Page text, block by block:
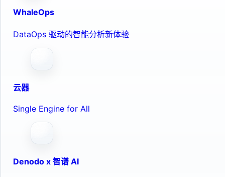
WhaleOps
DataOps 驱动的智能分析新体验
云器
Single Engine for All
Denodo x 智谱 AI